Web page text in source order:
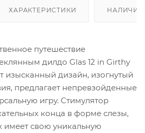
ХАРАКТЕРИСТИКИ НАЛИЧИЕ
путешествие
дилдо Glas 12 in Girthy
изысканный дизайн, изогнутый
предлагает непревзойденные
игру. Стимулятор
конца в форме слезы,
имеет свою уникальную